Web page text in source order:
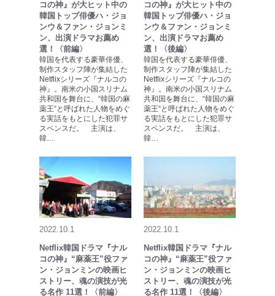
コの神』が大ヒット中の
韓国トップ俳優ハ・ジョ
ンウ＆ファン・ジョンミ
ン、出演ドラマお薦め
選！〈前編〉
韓国を代表する豪華俳優、
制作スタッフ陣が集結した
Netflixシリーズ『ナルコの
神』。南米の小国スリナム
共和国を舞台に、“韓国の麻
薬王“と呼ばれた人物をめぐ
る実話をもとにした犯罪サ
スペンスだ。 主演は、
韓…
コの神』が大ヒット中の
韓国トップ俳優ハ・ジョ
ンウ＆ファン・ジョンミ
ン、出演ドラマお薦め
選！〈後編〉
韓国を代表する豪華俳優、
制作スタッフ陣が集結した
Netflixシリーズ『ナルコの
神』。南米の小国スリナム
共和国を舞台に、“韓国の麻
薬王“と呼ばれた人物をめぐ
る実話をもとにした犯罪サ
スペンスだ。 主演は、
韓…
2022.10.1
Netflix韓国ドラマ『ナル
コの神』“麻薬王”役ファ
ン・ジョンミンの映画ヒ
ストリー、魂の演技が光
る名作 11選！〈前編〉
2022.10.1
Netflix韓国ドラマ『ナル
コの神』“麻薬王”役ファ
ン・ジョンミンの映画ヒ
ストリー、魂の演技が光
る名作 11選！〈後編〉